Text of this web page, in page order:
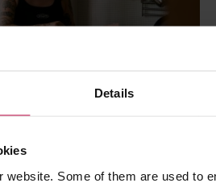
Details
website. Some of them are used to
Lifestyle